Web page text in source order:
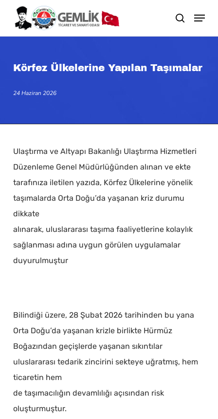
main
search
Körfez Ülkelerine Yapılan Taşımalar
24 Haziran 2026
Ulaştırma ve Altyapı Bakanlığı Ulaştırma Hizmetleri
Düzenleme Genel Müdürlüğünden alınan ve ekte
tarafınıza iletilen yazıda, Körfez Ülkelerine yönelik
taşımalarda Orta Doğu’da yaşanan kriz durumu
dikkate
alınarak, uluslararası taşıma faaliyetlerine kolaylık
sağlanması adına uygun görülen uygulamalar
duyurulmuştur
Bilindiği üzere, 28 Şubat 2026 tarihinden bu yana
Orta Doğu’da yaşanan krizle birlikte Hürmüz
Boğazından geçişlerde yaşanan sıkıntılar
uluslararası tedarik zincirini sekteye uğratmış, hem
ticaretin hem
de taşımacılığın devamlılığı açısından risk
oluşturmuştur.